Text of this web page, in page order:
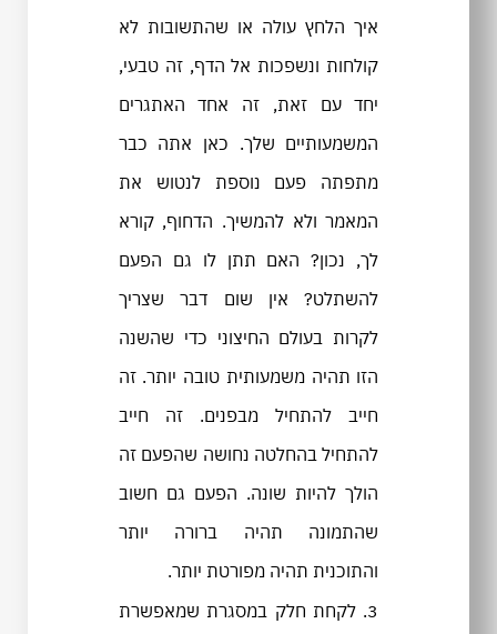
איך הלחץ עולה או שהתשובות לא
קולחות ונשפכות אל הדף, זה טבעי,
יחד עם זאת, זה אחד האתגרים
המשמעותיים שלך. כאן אתה כבר
מתפתה פעם נוספת לנטוש את
המאמר ולא להמשיך. הדחוף, קורא
לך, נכון? האם תתן לו גם הפעם
להשתלט? אין שום דבר שצריך
לקרות בעולם החיצוני כדי שהשנה
הזו תהיה משמעותית טובה יותר. זה
חייב להתחיל מבפנים. זה חייב
להתחיל בהחלטה נחושה שהפעם זה
הולך להיות שונה. הפעם גם חשוב
שהתמונה תהיה ברורה יותר
והתוכנית תהיה מפורטת יותר.
3. לקחת חלק במסגרת שמאפשרת